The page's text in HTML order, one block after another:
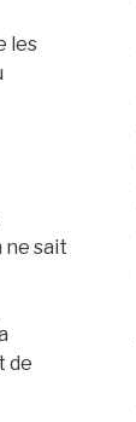
les
ne sait
de